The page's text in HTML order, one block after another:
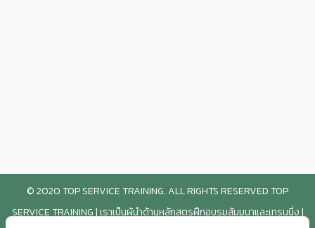
© 2020 TOP SERVICE TRAINING. ALL RIGHTS RESERVED TOP
SERVICE TRAINING | เราเป็นผู้นำด้านหลักสูตรฝึกอบรมสัมมนาและเทรนนิ่ง |